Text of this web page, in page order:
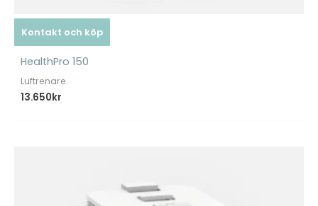
Kontakt och köp
HealthPro 150
Luftrenare
13.650kr